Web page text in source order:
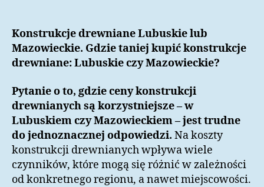
Konstrukcje drewniane Lubuskie lub
Mazowieckie. Gdzie taniej kupić konstrukcje
drewniane: Lubuskie czy Mazowieckie?
Pytanie o to, gdzie ceny konstrukcji
drewnianych są korzystniejsze – w
Lubuskiem czy Mazowieckiem – jest trudne
do jednoznacznej odpowiedzi. Na koszty
konstrukcji drewnianych wpływa wiele
czynników, które mogą się różnić w zależności
od konkretnego regionu, a nawet miejscowości.